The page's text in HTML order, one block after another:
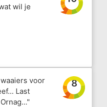
wil je
voor
Last
8